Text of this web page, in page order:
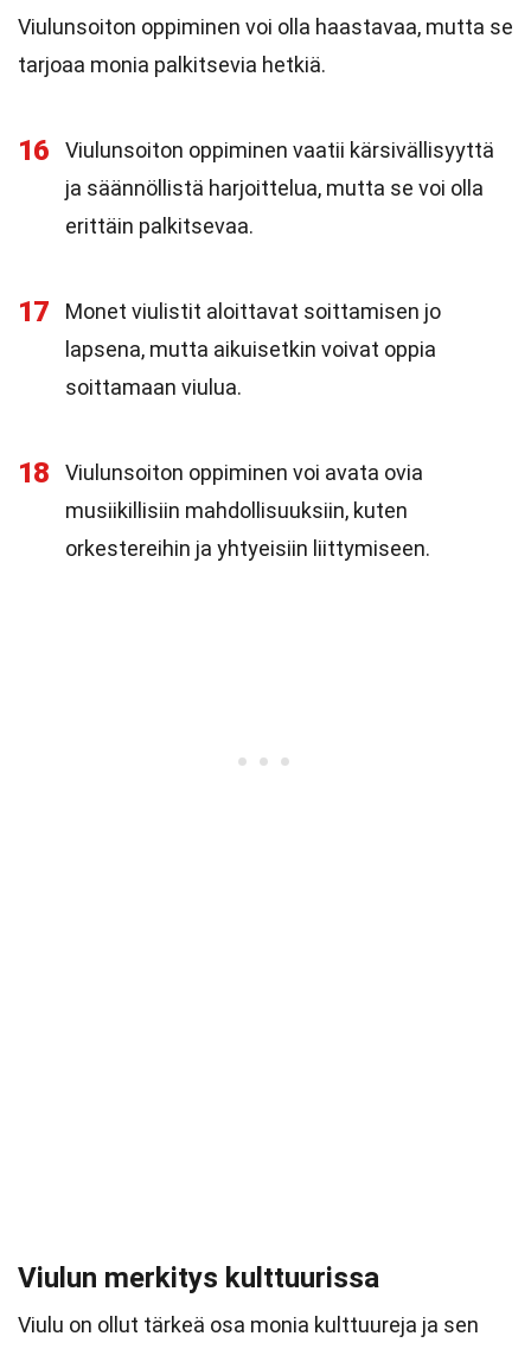
Viulunsoiton oppiminen voi olla haastavaa, mutta se
tarjoaa monia palkitsevia hetkiä.
16
Viulunsoiton oppiminen vaatii kärsivällisyyttä
ja säännöllistä harjoittelua, mutta se voi olla
erittäin palkitsevaa.
17
Monet viulistit aloittavat soittamisen jo
lapsena, mutta aikuisetkin voivat oppia
soittamaan viulua.
18
Viulunsoiton oppiminen voi avata ovia
musiikillisiin mahdollisuuksiin, kuten
orkestereihin ja yhtyeisiin liittymiseen.
Viulun merkitys kulttuurissa
Viulu on ollut tärkeä osa monia kulttuureja ja sen